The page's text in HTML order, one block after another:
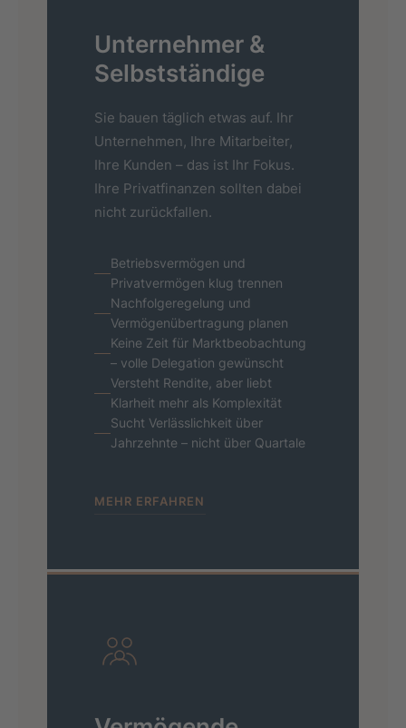
Unternehmer &
Selbst­ständige
Sie bauen täglich etwas auf. Ihr
Unternehmen, Ihre Mitarbeiter,
Ihre Kunden – das ist Ihr Fokus.
Ihre Privatfinanzen sollten dabei
nicht zurückfallen.
Betriebsvermögen und
Privatvermögen klug trennen
Nachfolgeregelung und
Vermögen­übertragung planen
Keine Zeit für Marktbeobachtung
– volle Delegation gewünscht
Versteht Rendite, aber liebt
Klarheit mehr als Komplexität
Sucht Verlässlichkeit über
Jahrzehnte – nicht über Quartale
MEHR ERFAHREN